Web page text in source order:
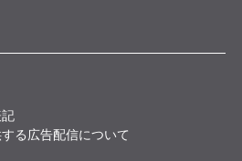
る広告配信について